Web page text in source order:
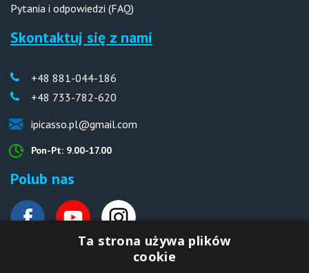
Pytania i odpowiedzi (FAQ)
Skontaktuj się z nami
+48 881-044-186
+48 733-782-620
ipicasso.pl@gmail.com
Pon-Pt: 9.00-17.00
Polub nas
Ta strona używa plików
cookie